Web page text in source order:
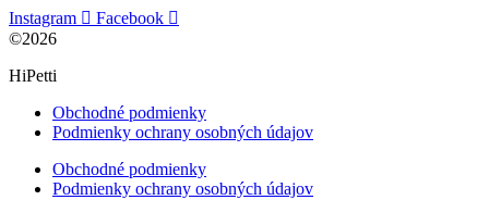
Instagram
Facebook
©2026
HiPetti
Obchodné podmienky
Podmienky ochrany osobných údajov
Obchodné podmienky
Podmienky ochrany osobných údajov